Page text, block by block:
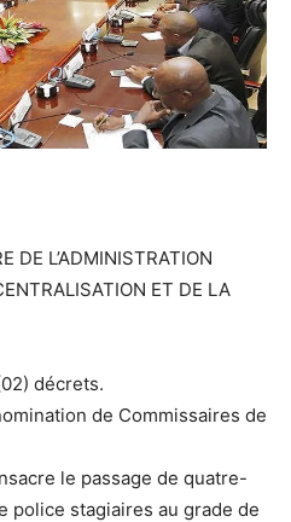
DE L’ADMINISTRATION
ET DE LA
décrets.
de Commissaires de
le passage de quatre-
police stagiaires au grade de